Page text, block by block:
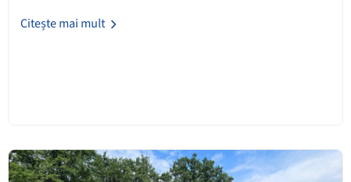
Citește mai mult